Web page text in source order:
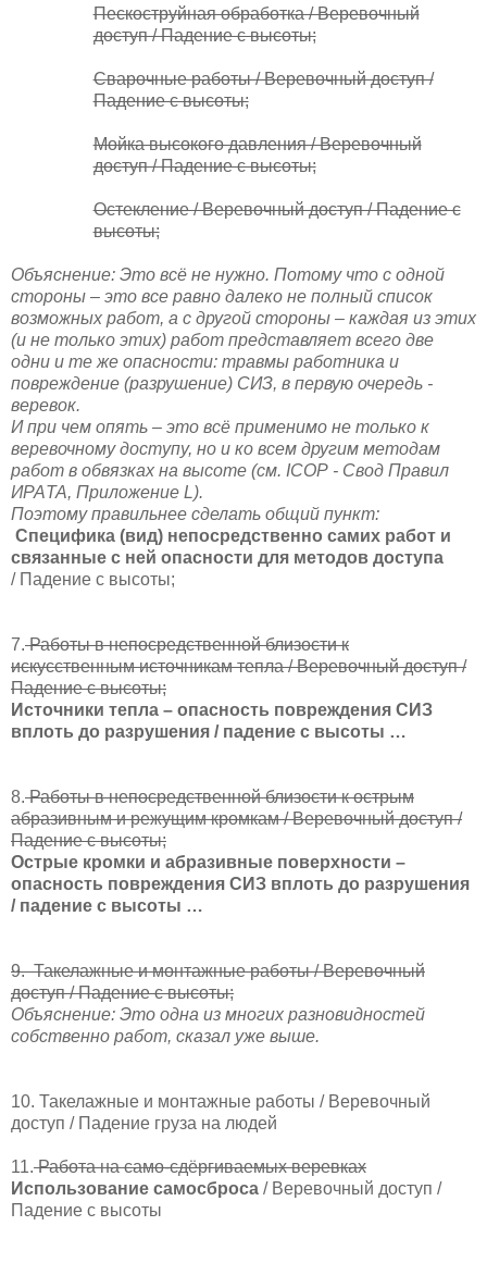
Пескоструйная обработка / Веревочный
доступ / Падение с высоты;
Сварочные работы / Веревочный доступ /
Падение с высоты;
Мойка высокого давления / Веревочный
доступ / Падение с высоты;
Остекление / Веревочный доступ / Падение с
высоты;
Объяснение: Это всё не нужно. Потому что с одной
стороны – это все равно далеко не полный список
возможных работ, а с другой стороны – каждая из этих
(и не только этих) работ представляет всего две
одни и те же опасности: травмы работника и
повреждение (разрушение) СИЗ, в первую очередь -
веревок.
И при чем опять – это всё применимо не только к
веревочному доступу, но и ко всем другим методам
работ в обвязках на высоте (см. ICOP - Свод Правил
ИРАTA, Приложение L).
Поэтому правильнее сделать общий пункт:
Специфика (вид) непосредственно самих работ и
связанные с ней опасности для методов доступа
/ Падение с высоты;
7.Работы в непосредственной близости к
искусственным источникам тепла / Веревочный доступ /
Падение с высоты;
Источники тепла – опасность повреждения СИЗ
вплоть до разрушения / падение с высоты …
8.Работы в непосредственной близости к острым
абразивным и режущим кромкам / Веревочный доступ /
Падение с высоты;
Острые кромки и абразивные поверхности –
опасность повреждения СИЗ вплоть до разрушения
/ падение с высоты …
9. Такелажные и монтажные работы / Веревочный
доступ / Падение с высоты;
Объяснение: Это одна из многих разновидностей
собственно работ, сказал уже выше.
10. Такелажные и монтажные работы / Веревочный
доступ / Падение груза на людей
11.Работа на само-сдёргиваемых веревках
Использование самосброса / Веревочный доступ /
Падение с высоты